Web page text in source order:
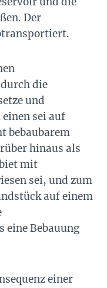
Der
die
und
sei auf
bebaubarem
hinaus als
mit
sei, und zum
auf einem
eine Bebauung
einer